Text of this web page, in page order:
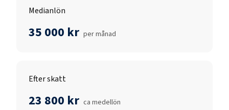
Medianlön
35 000 kr per månad
Efter skatt
23 800 kr ca medellön